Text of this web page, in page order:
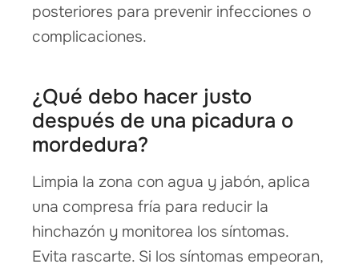
posteriores para prevenir infecciones o
complicaciones.
¿Qué debo hacer justo
después de una picadura o
mordedura?
Limpia la zona con agua y jabón, aplica
una compresa fría para reducir la
hinchazón y monitorea los síntomas.
Evita rascarte. Si los síntomas empeoran,